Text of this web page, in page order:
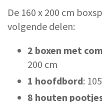
De 160 x 200 cm
volgende delen:
2 boxen met
200 cm
1 hoofdbord:
8 houten